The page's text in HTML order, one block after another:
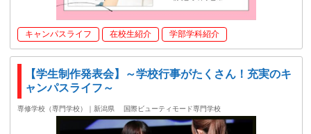
キャンパスライフ 在校生紹介 学部学科紹介
【学生制作発表会】～学校行事がたくさん！充実のキ
ャンパスライフ～
専修学校（専門学校）｜新潟県 国際ビューティモード専門学校